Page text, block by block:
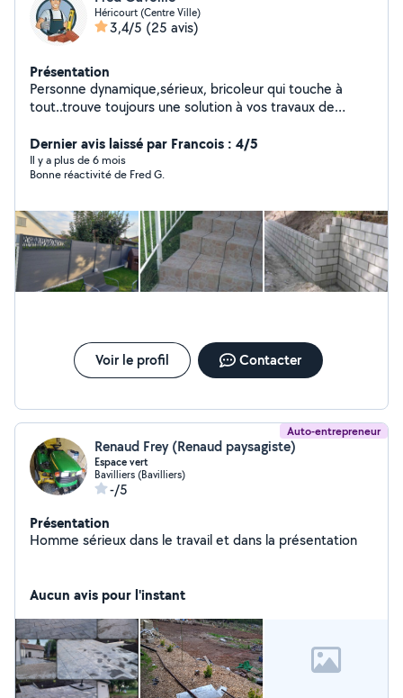
Héricourt (Centre Ville)
3,4/5 (25 avis)
Présentation
Personne dynamique,sérieux, bricoleur qui touche à
tout..trouve toujours une solution à vos travaux de
Dernier avis laissé par Francois : 4/5
Il y a plus de 6 mois
Bonne réactivité de Fred G.
Voir le profil Contacter
Auto-entrepreneur
Renaud Frey (Renaud paysagiste)
Espace vert
Bavilliers (Bavilliers)
-/5
Présentation
Homme sérieux dans le travail et dans la présentation
Aucun avis pour l'instant